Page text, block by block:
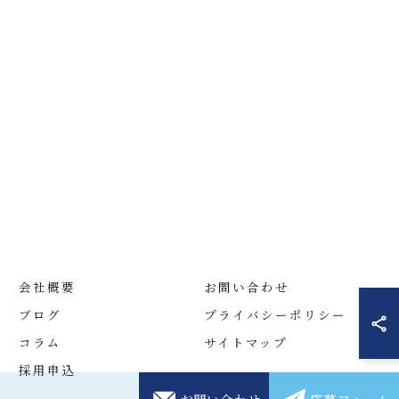
会社概要
ブログ
コラム
採用申込
お問い合わせ
プライバシーポリシー
サイトマップ